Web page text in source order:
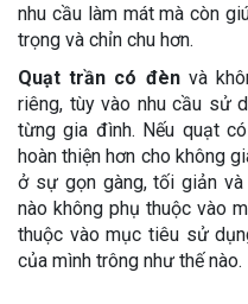
nhu cầu làm mát mà còn
trọng và chỉn chu hơn.
Quạt trần có đènvà
riêng, tùy vào nhu cầu sử
từng gia đình. Nếu quạt
hoàn thiện hơn cho không
ở sự gọn gàng, tối giản
nào không phụ thuộc vào
thuộc vào mục tiêu sử
của mình trông như thế nào.